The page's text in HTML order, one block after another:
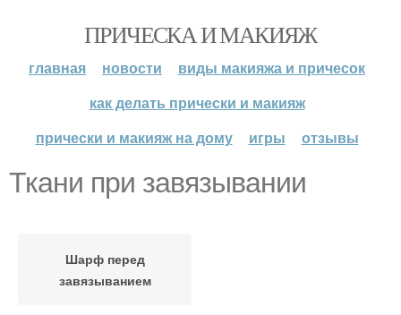
ПРИЧЕСКА И МАКИЯЖ
главная новости
виды макияжа и причесок
как делать прически и макияж
прически и макияж на дому
игры отзывы
Ткани при завязывании
Шарф перед
завязыванием